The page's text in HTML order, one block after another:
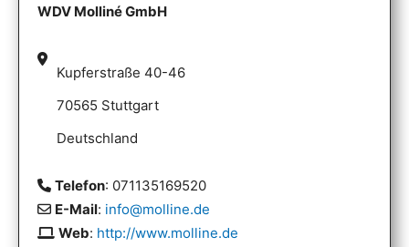
WDV Molliné GmbH
Kupferstraße 40-46
70565 Stuttgart
Deutschland
Telefon: 071135169520
E-Mail: info@molline.de
Web: http://www.molline.de